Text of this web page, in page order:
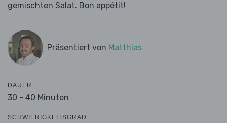
gemischten Salat. Bon appétit!
Präsentiert von Matthias
DAUER
30 - 40 Minuten
SCHWIERIGKEITSGRAD